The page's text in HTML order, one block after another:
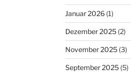
Januar 2026(1)
Dezember 2025(2)
November 2025(3)
September 2025(5)